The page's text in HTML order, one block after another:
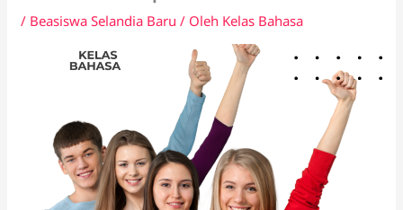
/ Beasiswa Selandia Baru / Oleh Kelas Bahasa